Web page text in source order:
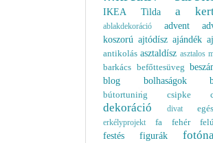
IKEA Tilda a
ablakdekoráció advent
koszorú ajtódísz ajándék
antikolás asztaldísz asztalos
barkács befőttesüveg
blog
bolhaságok
bútortuning csipke
dekoráció divat
erkélyprojekt fa fehér
festés figurák